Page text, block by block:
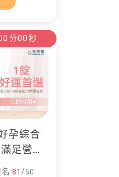
分00 秒
孕綜合
足營養
:81 /50